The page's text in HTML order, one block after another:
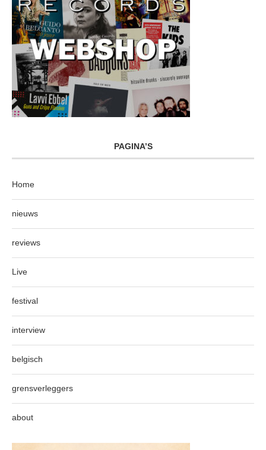
PAGINA’S
Home
nieuws
reviews
Live
festival
interview
belgisch
grensverleggers
about